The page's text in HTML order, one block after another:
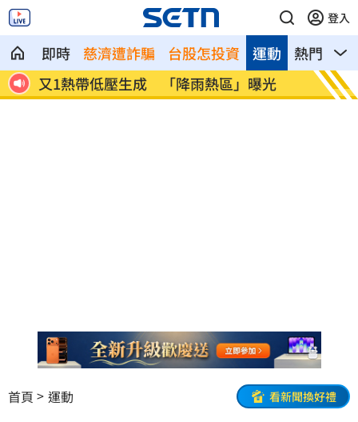
登入
即時 慈濟遭詐騙 台股怎投資 熱門 影
運動
開
又1熱帶低壓生成 「降雨熱區」曝光
美伊
畫
首頁 運動 看新聞換好禮